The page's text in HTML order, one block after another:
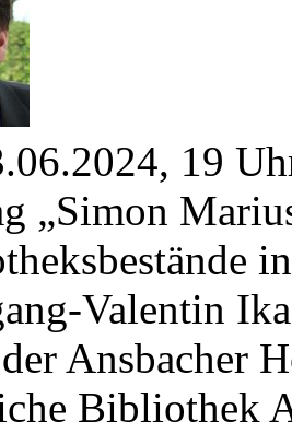
19
„Simon
Valentin
Ansbacher
Bibliothek